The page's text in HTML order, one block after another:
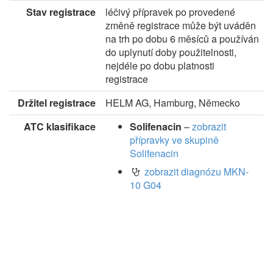
Stav registrace
léčivý přípravek po provedené
změně registrace může být uváděn
na trh po dobu 6 měsíců a používán
do uplynutí doby použitelnosti,
nejdéle po dobu platnosti
registrace
Držitel registrace
HELM AG, Hamburg, Německo
ATC klasifikace
Solifenacin –zobrazit
přípravky ve skupině
Solifenacin
zobrazit diagnózu MKN-
10 G04